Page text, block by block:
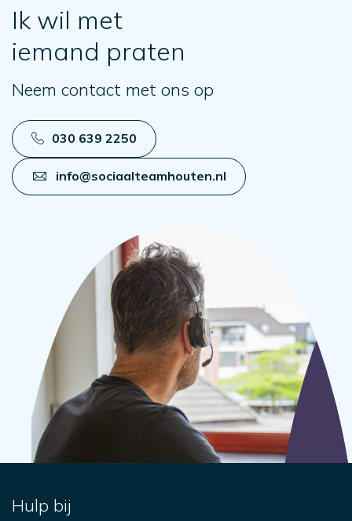
Ik wil met
iemand praten
Neem contact met ons op
030 639 2250
info@sociaalteamhouten.nl
Hulp bij